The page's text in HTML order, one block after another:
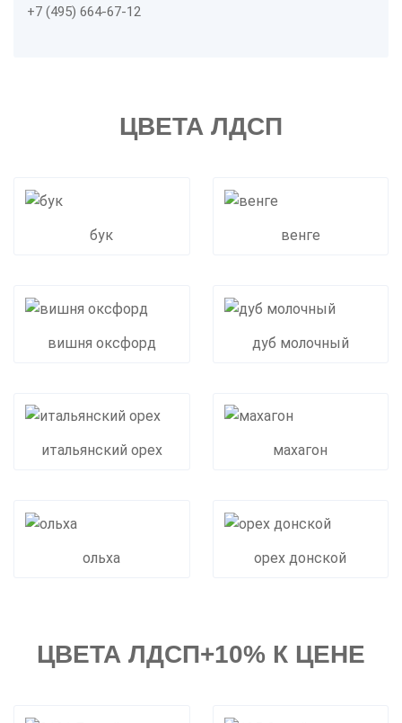
+7 (495) 664-67-12
ЦВЕТА ЛДСП
бук венге
вишня оксфорд дуб молочный
итальянский орех махагон
ольха орех донской
ЦВЕТА ЛДСП+10% К ЦЕНЕ